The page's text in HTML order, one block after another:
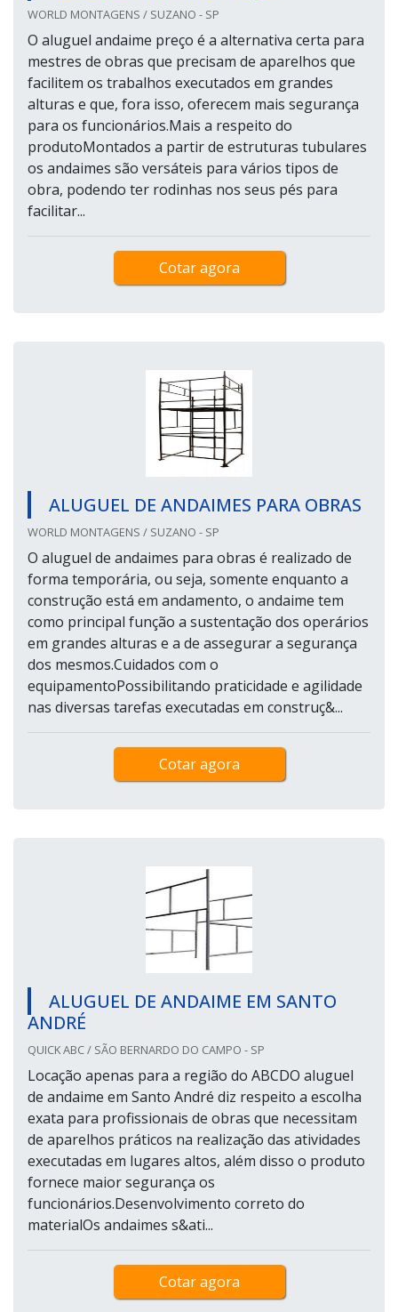
WORLD MONTAGENS / SUZANO - SP
O aluguel andaime preço é a alternativa certa para
mestres de obras que precisam de aparelhos que
facilitem os trabalhos executados em grandes
alturas e que, fora isso, oferecem mais segurança
para os funcionários.Mais a respeito do
produtoMontados a partir de estruturas tubulares
os andaimes são versáteis para vários tipos de
obra, podendo ter rodinhas nos seus pés para
facilitar...
Cotar agora
ALUGUEL DE ANDAIMES PARA OBRAS
WORLD MONTAGENS / SUZANO - SP
O aluguel de andaimes para obras é realizado de
forma temporária, ou seja, somente enquanto a
construção está em andamento, o andaime tem
como principal função a sustentação dos operários
em grandes alturas e a de assegurar a segurança
dos mesmos.Cuidados com o
equipamentoPossibilitando praticidade e agilidade
nas diversas tarefas executadas em construç&...
Cotar agora
ALUGUEL DE ANDAIME EM SANTO
ANDRÉ
QUICK ABC / SÃO BERNARDO DO CAMPO - SP
Locação apenas para a região do ABCDO aluguel
de andaime em Santo André diz respeito a escolha
exata para profissionais de obras que necessitam
de aparelhos práticos na realização das atividades
executadas em lugares altos, além disso o produto
fornece maior segurança os
funcionários.Desenvolvimento correto do
materialOs andaimes s&ati...
Cotar agora